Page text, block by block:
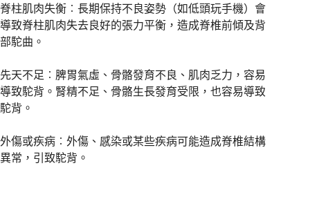
脊柱肌肉失衡︰長期保持不良姿勢（如低頭玩手機）會
導致脊柱肌肉失去良好的張力平衡，造成脊椎前傾及背
部駝曲。
先天不足︰脾胃氣虛、骨骼發育不良、肌肉乏力，容易
導致駝背。腎精不足、骨骼生長發育受限，也容易導致
駝背。
外傷或疾病︰外傷、感染或某些疾病可能造成脊椎結構
異常，引致駝背。